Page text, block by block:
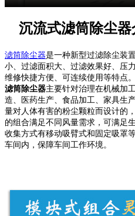
沉流式滤筒除尘器
滤筒除尘器是一种新型过滤除尘装
小、过滤面积大、过滤效果好、压
维修快捷方便、可连续使用等特点。
滤筒除尘器主要针对治理在机械加
造、医药生产、食品加工、家具生
量对人体有害的粉尘颗粒而设计的
的组合满足不同风量需求，可满足
收集方式有移动吸臂式和固定吸罩
车间内，保障车间工作环境。